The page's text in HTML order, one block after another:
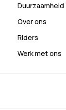
Duurzaamheid
Over ons
Riders
Werk met ons